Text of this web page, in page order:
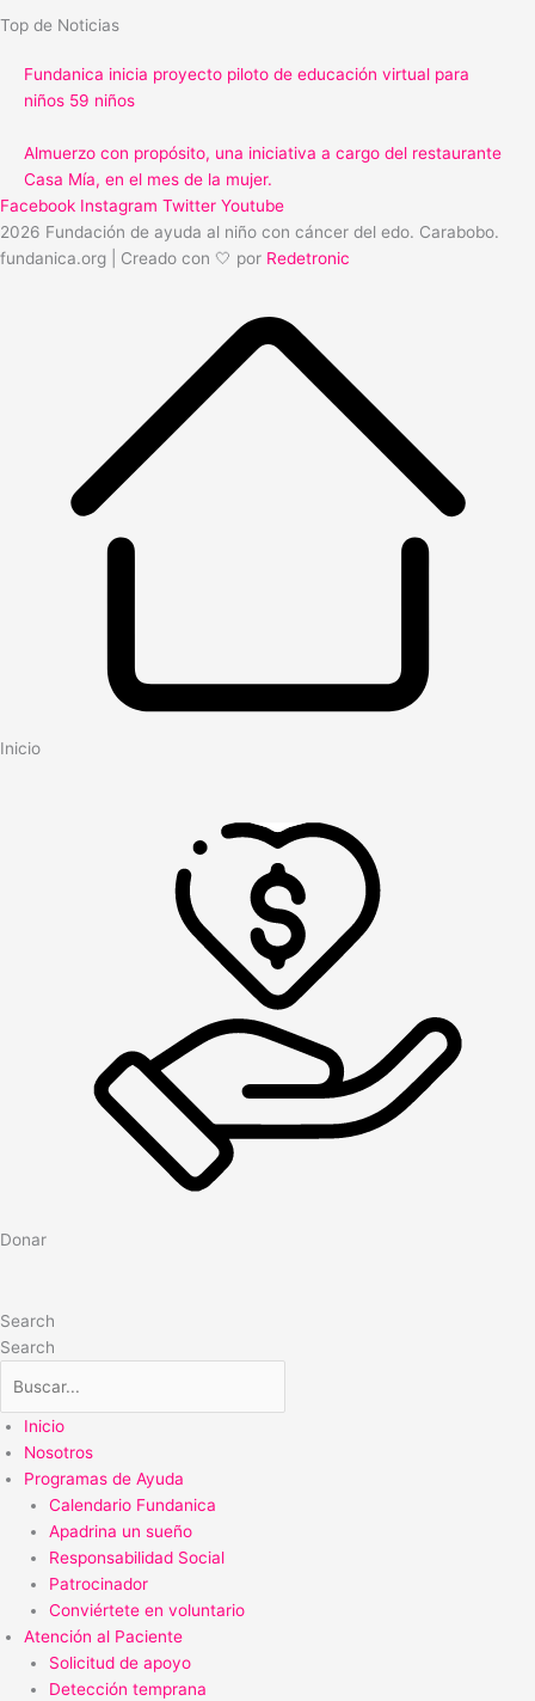
Top de Noticias
Fundanica inicia proyecto piloto de educación virtual para
niños 59 niños
Almuerzo con propósito, una iniciativa a cargo del restaurante
Casa Mía, en el mes de la mujer.
Facebook Instagram Twitter Youtube
2026 Fundación de ayuda al niño con cáncer del edo. Carabobo.
fundanica.org | Creado con 🤍 por Redetronic
Inicio
Donar
Search
Search
Inicio
Nosotros
Programas de Ayuda
Calendario Fundanica
Apadrina un sueño
Responsabilidad Social
Patrocinador
Conviértete en voluntario
Atención al Paciente
Solicitud de apoyo
Detección temprana